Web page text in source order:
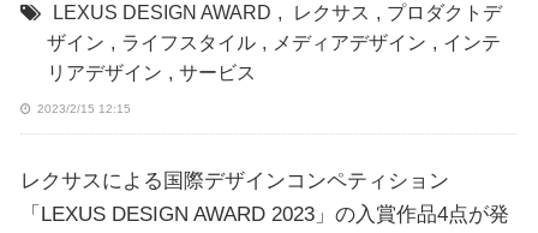
LEXUS DESIGN AWARD , レクサス , プロダクトデ
ザイン , ライフスタイル , メディアデザイン , インテ
リアデザイン , サービス
2023/2/15 12:15
レクサスによる国際デザインコンペティション
「LEXUS DESIGN AWARD 2023」の入賞作品4点が発